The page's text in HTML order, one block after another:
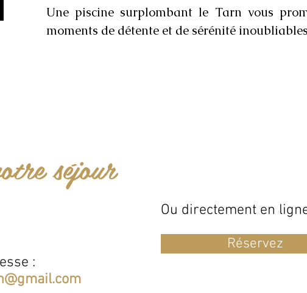
Une piscine surplombant le Tarn vous
moments de détente et de sérénité
séjour
:
Ou directement en
Réservez